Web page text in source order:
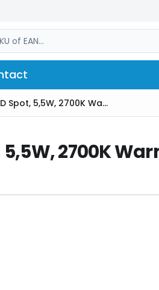
Dimbare GU10 LED Spot, 5,5W, 2700K Warm Wit, IP20
5,5W, 2700K